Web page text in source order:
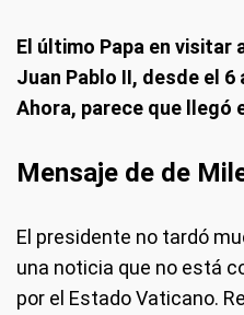
El último Papa en visitar
Juan Pablo II, desde el 6
Ahora, parece que llegó
Mensaje de de
El presidente no tardó
una noticia que no está
por el Estado Vaticano.